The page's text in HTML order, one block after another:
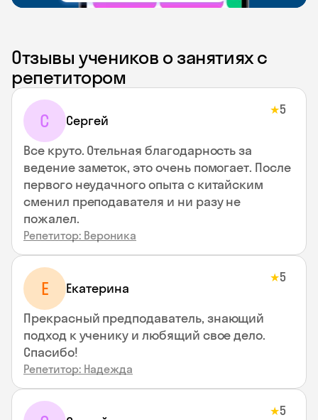
Отзывы учеников о занятиях с
репетитором
С Сергей
★5
Все круто. Отельная благодарность за
ведение заметок, это очень помогает. После
первого неудачного опыта с китайским
сменил преподавателя и ни разу не
пожалел.
Репетитор: Вероника
Е Екатерина
★5
Прекрасный предподаватель, знающий
подход к ученику и любящий свое дело.
Спасибо!
Репетитор: Надежда
★5